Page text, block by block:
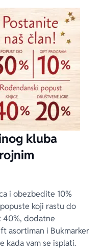
kluba
i obezbedite 10%
koji rastu do
40%, dodatne
asortiman i Bukmarker
kada vam se isplati.